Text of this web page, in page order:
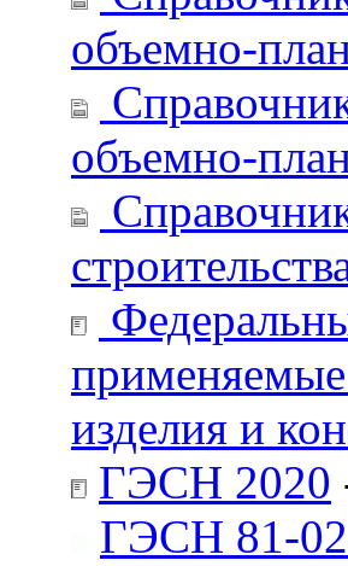
объемно-
объемно-
изделия и
ГЭСН 2020
ГЭСН 81-